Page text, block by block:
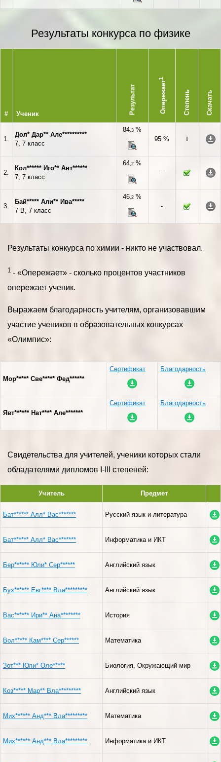
Результаты конкурса по физике
# Ученик Результат Опережает
1
Степень Скачать
1.
Дол* Дар** Але**********
7, 7 класс
84,3 %
95 %
I
2.
Кол****** Иго** Ант******
7, 7 класс
64,2 %
-
3.
Бай***** Али** Ива*****
7 В, 7 класс
46,2 %
-
Результаты конкурса по химии - никто не участвовал.
1 - «Опережает» - сколько процентов участников
опережает ученик.
Выражаем благодарность учителям, организовавшим
участие учеников в образовательных конкурсах
«Олимпис»:
Мор***** Све***** Фед******
Сертификат Благодарность
Явт****** Нат**** Але*******
Сертификат Благодарность
Свидетельства для учителей, ученики которых стали
обладателями дипломов I-III степеней:
Учитель Предмет
Бат****** Алл* Вас******* Русский язык и литература
Бат****** Алл* Вас******* Информатика и ИКТ
Бер****** Юли* Сер****** Английский язык
Бух****** Евг**** Вла********* Английский язык
Вас****** Ири** Ана******** История
Вол***** Кам**** Сер****** Математика
Зот*** Юли* Оле***** Биология, Окружающий мир
Коз***** Мар** Вла********* Английский язык
Мих****** Анд*** Вла********* Математика
Мих****** Анд*** Вла********* Информатика и ИКТ